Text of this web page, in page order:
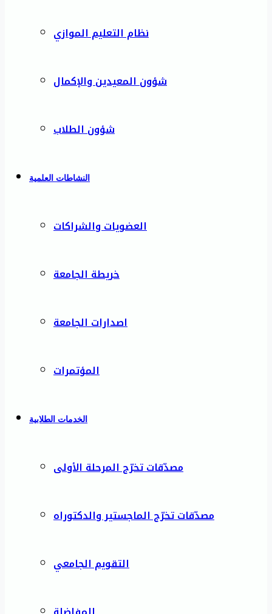
نظام التعليم الموازي
شؤون المعيدين والإكمال
شؤون الطلاب
النشاطات العلمية
العضويات والشراكات
خريطة الجامعة
اصدارات الجامعة
المؤتمرات
الخدمات الطلابية
مصدّقات تخرّج المرحلة الأولى
مصدّقات تخرّج الماجستير والدكتوراه
التقويم الجامعي